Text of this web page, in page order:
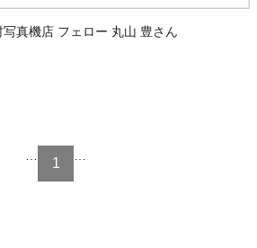
写真機店 フェロー 丸山 豊さん
1